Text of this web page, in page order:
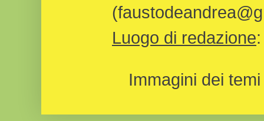
Luogo di redazione
Immagini dei